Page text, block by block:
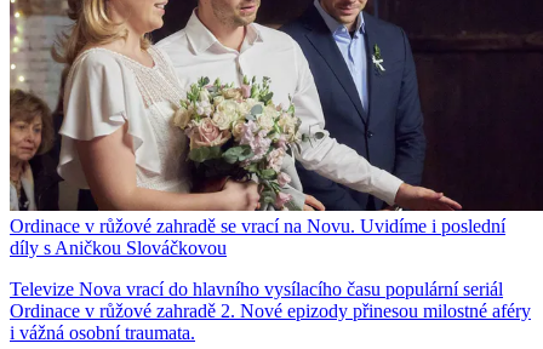
Ordinace v růžové zahradě se vrací na Novu. Uvidíme i poslední
díly s Aničkou Slováčkovou
Televize Nova vrací do hlavního vysílacího času populární seriál
Ordinace v růžové zahradě 2. Nové epizody přinesou milostné aféry
i vážná osobní traumata.